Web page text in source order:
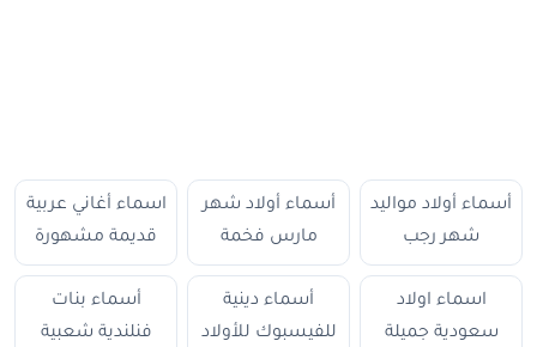
أسماء أولاد مواليد
شهر رجب
أسماء أولاد شهر
مارس فخمة
اسماء أغاني عربية
قديمة مشهورة
اسماء اولاد
سعودية جميلة
أسماء دينية
للفيسبوك للأولاد
أسماء بنات
فنلندية شعبية